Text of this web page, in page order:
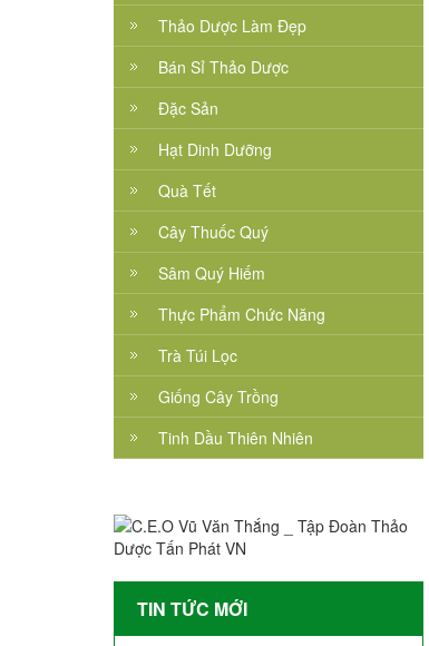
Thảo Dược Làm Đẹp
Bán Sỉ Thảo Dược
Đặc Sản
Hạt Dinh Dưỡng
Quà Tết
Cây Thuốc Quý
Sâm Quý Hiếm
Thực Phẩm Chức Năng
Trà Túi Lọc
Giống Cây Trồng
Tinh Dầu Thiên Nhiên
TIN TỨC MỚI